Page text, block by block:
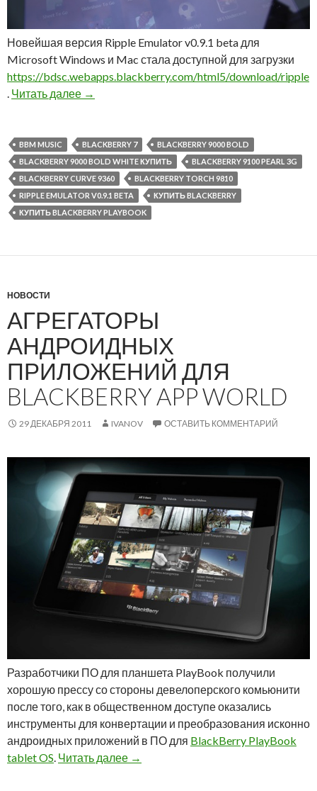
Новейшая версия Ripple Emulator v0.9.1 beta для
Microsoft Windows и Mac стала доступной для загрузки
https://bdsc.webapps.blackberry.com/html5/download/ripple
. Читать далее Обновление эмулятора Ripple Emulator
→
BBM MUSIC BLACKBERRY 7
BLACKBERRY 9000 BOLD
BLACKBERRY 9000 BOLD WHITE КУПИТЬ
BLACKBERRY 9100 PEARL 3G
BLACKBERRY CURVE 9360
BLACKBERRY TORCH 9810
RIPPLE EMULATOR V0.9.1 BETA
КУПИТЬ BLACKBERRY
КУПИТЬ BLACKBERRY PLAYBOOK
НОВОСТИ
АГРЕГАТОРЫ
АНДРОИДНЫХ
ПРИЛОЖЕНИЙ ДЛЯ
BLACKBERRY APP WORLD
29 ДЕКАБРЯ 2011 IVANOV ОСТАВИТЬ КОММЕНТАРИЙ
Разработчики ПО для планшета PlayBook получили
хорошую прессу со стороны девелоперского комьюнити
после того, как в общественном доступе оказались
инструменты для конвертации и преобразования исконно
андроидных приложений в ПО для BlackBerry PlayBook
tablet OS. Читать далее Агрегаторы андроидных
→